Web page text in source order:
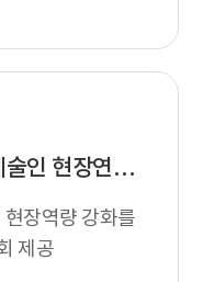
2025년 예술대학의 예비예술인 현장연계지원
장역량 강화를
제공